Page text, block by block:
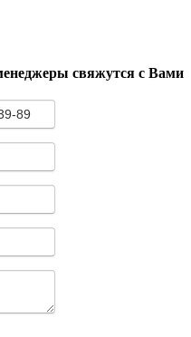
свяжутся с Вами